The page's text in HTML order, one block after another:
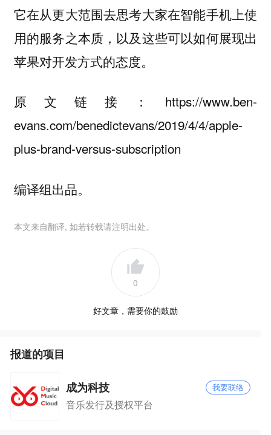
它在从更大范围去思考大家在智能手机上使
用的服务之本质，以及这些可以如何展现出
苹果对开发方式的态度。
原文链接：https://www.ben-
evans.com/benedictevans/2019/4/4/apple-
plus-brand-versus-subscription
编译组出品。
本文来自翻译, 如若转载请注明出处。
0
好文章，需要你的鼓励
报道的项目
成为科技 我要联络
音乐发行及授权平台